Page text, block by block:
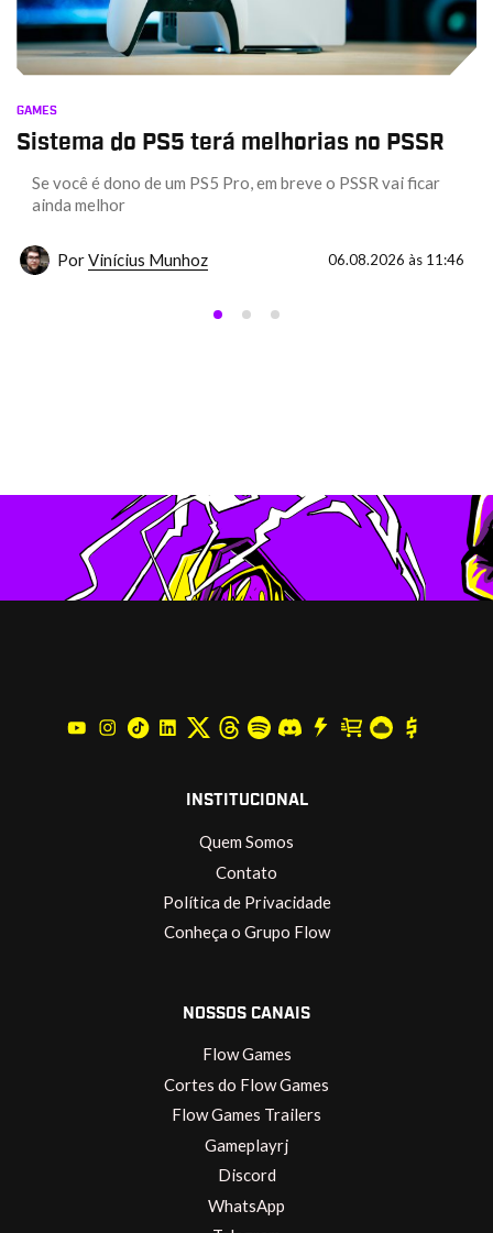
GAMES
Sistema do PS5 terá melhorias no PSSR
Se você é dono de um PS5 Pro, em breve o PSSR vai ficar
ainda melhor
PorVinícius Munhoz 06.08.2026 às 11:46
INSTITUCIONAL
Quem Somos
Contato
Política de Privacidade
Conheça o Grupo Flow
NOSSOS CANAIS
Flow Games
Cortes do Flow Games
Flow Games Trailers
Gameplayrj
Discord
WhatsApp